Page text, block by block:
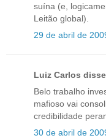
suína (e,
Leitão global).
29 de abril de
Luiz Carlos
Belo trabalho
mafioso vai
credibilidade
30 de abril de